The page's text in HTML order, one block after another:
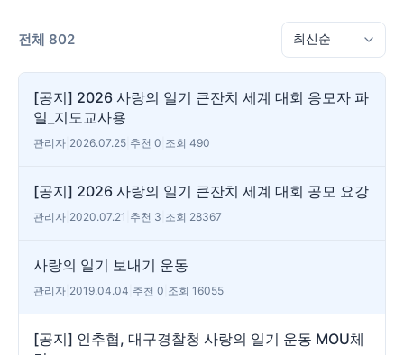
전체 802
[공지] 2026 사랑의 일기 큰잔치 세계 대회 응모자 파
일_지도교사용
관리자 2026.07.25 추천 0 조회 490
[공지] 2026 사랑의 일기 큰잔치 세계 대회 공모 요강
관리자 2020.07.21 추천 3 조회 28367
사랑의 일기 보내기 운동
관리자 2019.04.04 추천 0 조회 16055
[공지] 인추협, 대구경찰청 사랑의 일기 운동 MOU체